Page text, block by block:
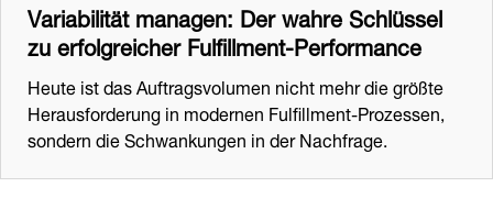
Variabilität managen: Der wahre Schlüssel
zu erfolgreicher Fulfillment-Performance
Heute ist das Auftragsvolumen nicht mehr die größte
Herausforderung in modernen Fulfillment-Prozessen,
sondern die Schwankungen in der Nachfrage.